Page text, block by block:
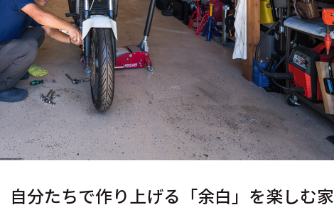
自分たちで作り上げる「余白」を楽しむ家